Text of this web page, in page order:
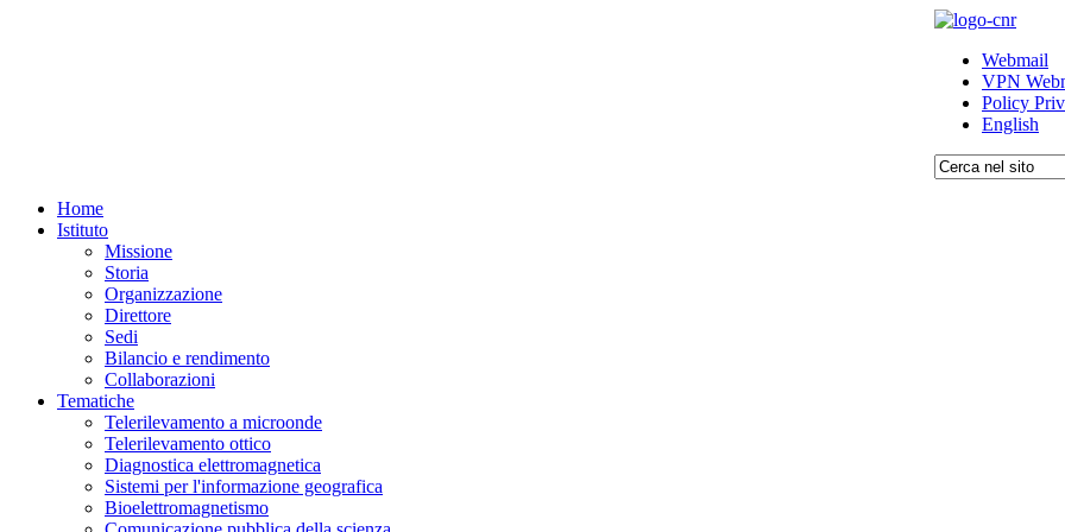
Webmail
VPN
Policy
English
Home
Istituto
Missione
Storia
Organizzazione
Direttore
Sedi
Bilancio e rendimento
Collaborazioni
Tematiche
Telerilevamento a microonde
Telerilevamento ottico
Diagnostica elettromagnetica
Sistemi per l'informazione geografica
Bioelettromagnetismo